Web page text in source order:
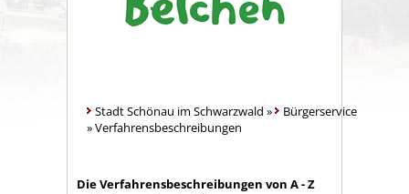
Stadt Schönau im Schwarzwald »
Bürgerservice
»Verfahrensbeschreibungen
Die Verfahrensbeschreibungen von A - Z